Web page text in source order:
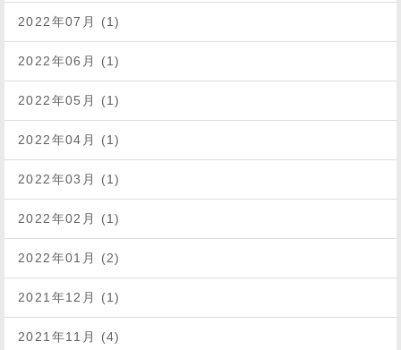
2022年07月 (1)
2022年06月 (1)
2022年05月 (1)
2022年04月 (1)
2022年03月 (1)
2022年02月 (1)
2022年01月 (2)
2021年12月 (1)
2021年11月 (4)